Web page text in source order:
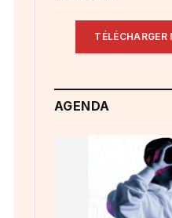
TÉLÉCHARGER
AGENDA